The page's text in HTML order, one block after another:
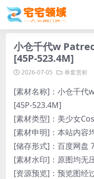
小仓千代w
[45P-523.4M]
2026-07-05 单套赏析
[素材名称]：小仓千代
[45P-523.4M]
[素材类型]：美少女
[素材申明]：本站内容
[储存形式]：百度网盘
[素材水印]：原图均无
[资源预览]：预览图经